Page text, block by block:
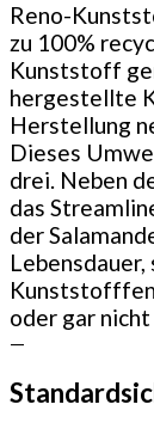
Reno-
zu 100%
Kunststoff
hergestellte
Herstellung
Dieses
drei. Neben
das
der
Lebensdauer,
oder gar
—